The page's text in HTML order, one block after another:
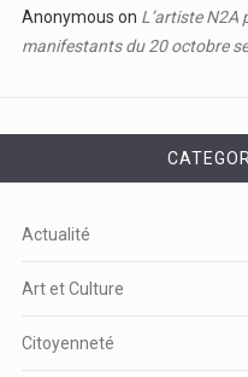
Anonymous on L’artiste N2A
manifestants du 20 octobre
Actualité
Art et Culture
Citoyenneté